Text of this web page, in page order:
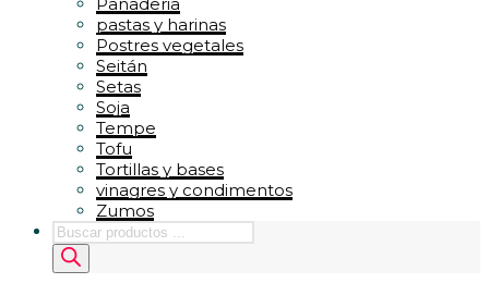
pastas y harinas
Postres vegetales
Seitán
Setas
Soja
Tempe
Tofu
Tortillas y bases
vinagres y condimentos
Zumos
Búsqueda
de
productos